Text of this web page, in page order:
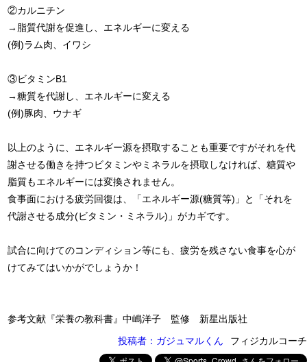
②カルニチン
→脂質代謝を促進し、エネルギーに変える
(例)ラム肉、イワシ
③ビタミンB1
→糖質を代謝し、エネルギーに変える
(例)豚肉、ウナギ
以上のように、エネルギー源を摂取することも重要ですがそれを代
謝させる働きを持つビタミンやミネラルを摂取しなければ、糖質や
脂質もエネルギーには変換されません。
食事面における疲労回復は、「エネルギー源(糖質等)」と「それを
代謝させる成分(ビタミン・ミネラル)」がカギです。
試合に向けてのコンディション等にも、疲労を残さない食事を心が
けてみてはいかがでしょうか！
参考文献『栄養の教科書』中嶋洋子 監修 新星出版社
投稿者：ガジュマルくん
フィジカルコーチ